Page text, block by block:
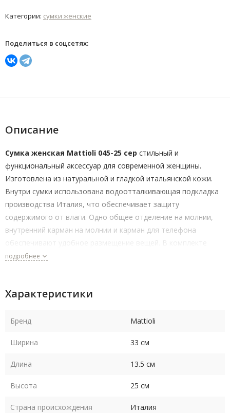
Категории: сумки женские
Поделиться в соцсетях:
Описание
Сумка женская Mattioli 045-25 сер стильный и
функциональный аксессуар для современной женщины.
Изготовлена из натуральной и гладкой итальянской кожи.
Внутри сумки использована водоотталкивающая подкладка
производства Италия, что обеспечивает защиту
содержимого от влаги. Одно общее отделение на молнии,
внутренний карман на молнии и карман для телефона
обеспечивают удобное размещение вещей. В комплекте
регулируемый по длине плечевой ремень, что позволяет
вещи. Сумка выполнена в классическом стиле, что делает ее
подробнее
Характеристики
Бренд Mattioli
Ширина 33 см
Длина 13.5 см
Высота 25 см
Страна происхождения Италия